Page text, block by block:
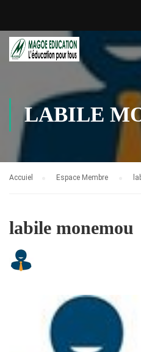
LABILE
Accuiel Espace Membre
labile monemou